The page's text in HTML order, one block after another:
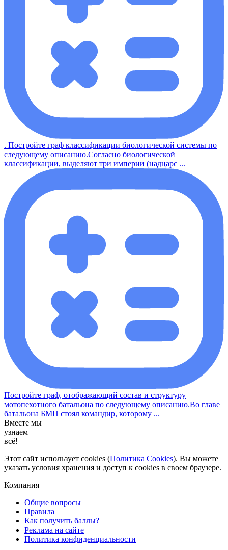
. Постройте граф классификации биологической системы по
следующему описанию.Согласно биологической
классификации, выделяют три империи (надцарс ...
Постройте граф, отображающий состав и структуру
мотопехотного батальона по следующему описанию.Во главе
батальона БМП стоял командир, которому ...
Вместе мы
узнаем
всё!
Этот сайт использует cookies (Политика Cookies). Вы можете
указать условия хранения и доступ к cookies в своем браузере.
Компания
Общие вопросы
Правила
Как получить баллы?
Реклама на сайте
Политика конфиденциальности